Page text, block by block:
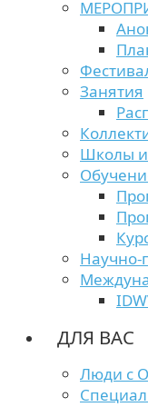
Занятия
Школы
Научно-
ДЛЯ ВАС
Люди с